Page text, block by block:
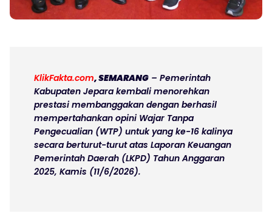
KlikFakta.com, SEMARANG – Pemerintah
Kabupaten Jepara kembali menorehkan
prestasi membanggakan dengan berhasil
mempertahankan opini Wajar Tanpa
Pengecualian (WTP) untuk yang ke-16 kalinya
secara berturut-turut atas Laporan Keuangan
Pemerintah Daerah (LKPD) Tahun Anggaran
2025, Kamis (11/6/2026).